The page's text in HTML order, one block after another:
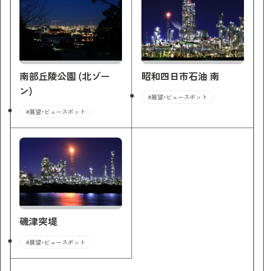
南部丘陵公園 (北ゾー
ン)
#展望・ビュースポット
昭和四日市石油 南
#展望・ビュースポット
磯津突堤
#展望・ビュースポット